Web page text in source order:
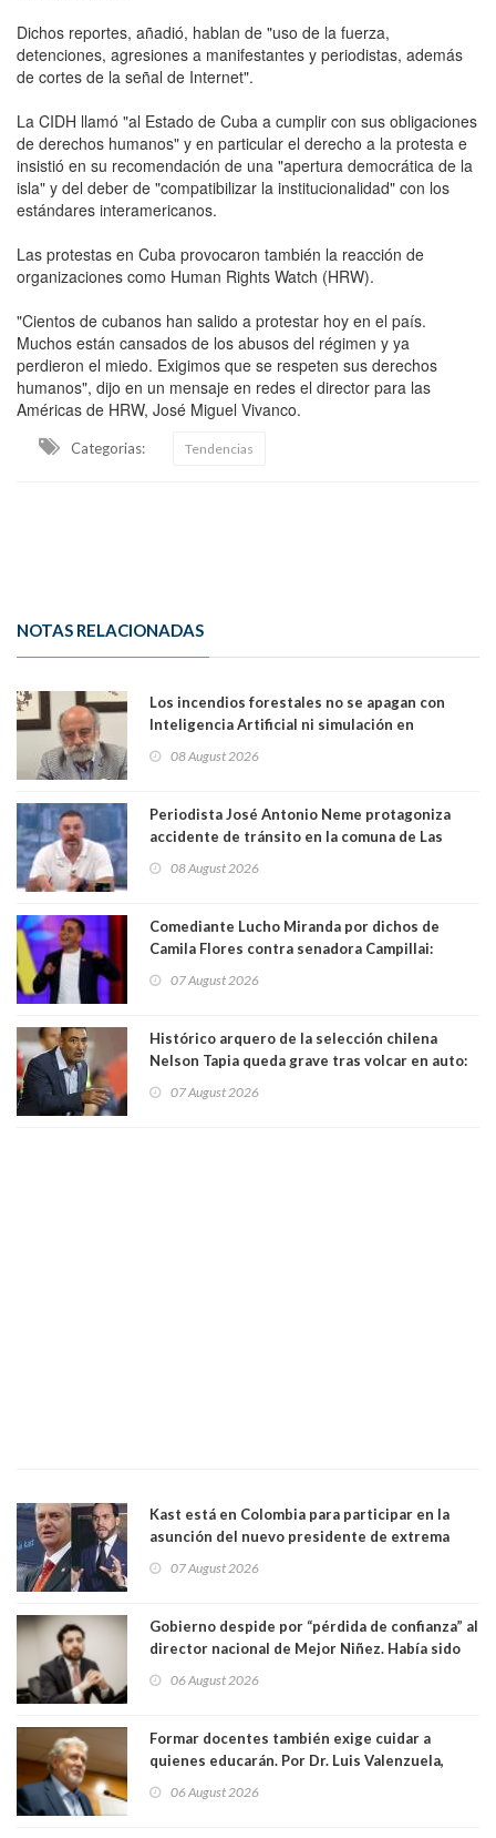
Dichos reportes, añadió, hablan de "uso de la fuerza,
detenciones, agresiones a manifestantes y periodistas, además
de cortes de la señal de Internet".
La CIDH llamó "al Estado de Cuba a cumplir con sus obligaciones
de derechos humanos" y en particular el derecho a la protesta e
insistió en su recomendación de una "apertura democrática de la
isla" y del deber de "compatibilizar la institucionalidad" con los
estándares interamericanos.
Las protestas en Cuba provocaron también la reacción de
organizaciones como Human Rights Watch (HRW).
"Cientos de cubanos han salido a protestar hoy en el país.
Muchos están cansados de los abusos del régimen y ya
perdieron el miedo. Exigimos que se respeten sus derechos
humanos", dijo en un mensaje en redes el director para las
Américas de HRW, José Miguel Vivanco.
Categorias: Tendencias
NOTAS RELACIONADAS
Los incendios forestales no se apagan con
Inteligencia Artificial ni simulación en
Magister en Asentamientos Humanos PUC
08 August 2026
Periodista José Antonio Neme protagoniza
accidente de tránsito en la comuna de Las
08 August 2026
Comediante Lucho Miranda por dichos de
Camila Flores contra senadora Campillai:
forma de quitar dignidad"
07 August 2026
Histórico arquero de la selección chilena
Nelson Tapia queda grave tras volcar en auto:
07 August 2026
Kast está en Colombia para participar en la
asunción del nuevo presidente de extrema
07 August 2026
Gobierno despide por “pérdida de confianza” al
director nacional de Mejor Niñez. Había sido
06 August 2026
Formar docentes también exige cuidar a
quienes educarán. Por Dr. Luis Valenzuela,
Académicos U. Católica Silva Henríquez
06 August 2026